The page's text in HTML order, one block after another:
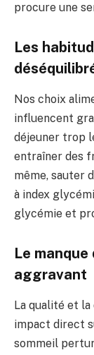
procure une
Les
Nos choix
influencent
déjeuner trop
entraîner des
même, sauter
à index
glycémie et
Le
aggravant
La qualité et
impact direct
sommeil